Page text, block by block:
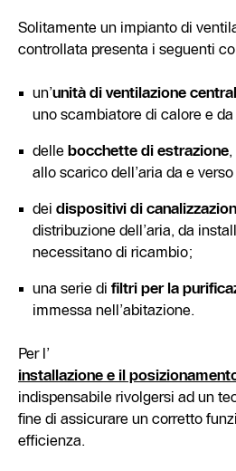
Solitamente un impianto di
controllata presenta i seguenti
un’unità di ventilazione
uno scambiatore di calore e
dellebocchette di estrazione
allo scarico dell’aria da e verso
deidispositivi di
distribuzione dell’aria, da
necessitano di ricambio;
una serie di filtri per la
immessa nell’abitazione.
Per l’
installazione e il
indispensabile rivolgersi ad un
fine di assicurare un corretto
efficienza.